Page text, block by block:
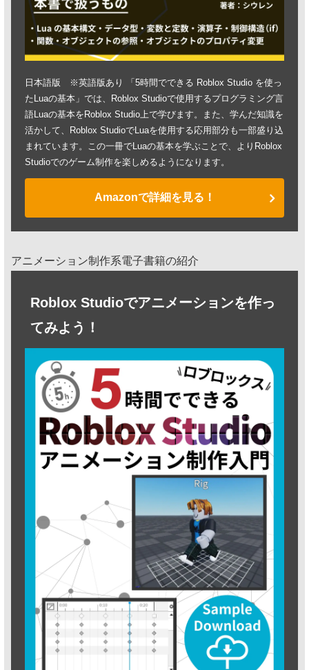
日本語版 ※英語版あり 「5時間でできる Roblox Studio を使っ
たLuaの基本」では、Roblox Studioで使用するプログラミング言
語Luaの基本をRoblox Studio上で学びます。また、学んだ知識を
活かして、Roblox StudioでLuaを使用する応用部分も一部盛り込
まれています。この一冊でLuaの基本を学ぶことで、よりRoblox
Studioでのゲーム制作を楽しめるようになります。
Amazonで詳細を見る！
アニメーション制作系電子書籍の紹介
Roblox Studioでアニメーションを作っ
てみよう！